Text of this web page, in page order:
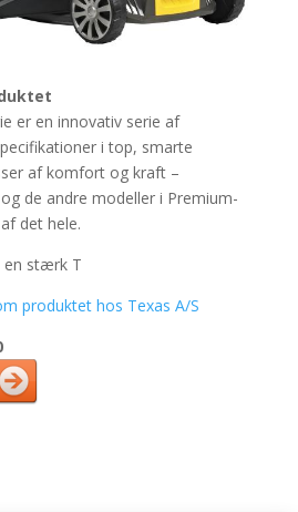
er en innovativ serie af
i top, smarte
af komfort og kraft –
de andre modeller i Premium-
det hele.
en stærk T
produktet hos Texas A/S